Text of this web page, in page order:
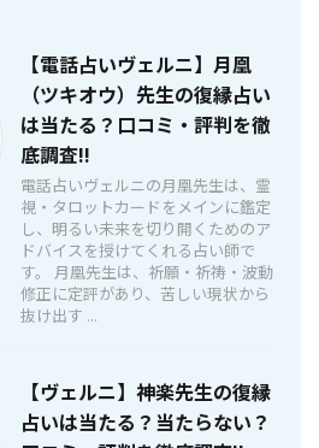
【電話占いヴェルニ】月凰
（ツキオウ）先生の復縁占い
は当たる？口コミ・評判を徹
底調査!!
電話占いヴェルニの月凰先生は、霊
視・タロットカードをメインに鑑定
し、明るい未来を切り開くためのア
ドバイスを授けてくれる占い師で
す。 月凰先生は、祈願・祈祷・波動
修正に定評があり、苦しい現状から
抜け出す ...
【ヴェルニ】神楽先生の復縁
占いは当たる？当たらない？